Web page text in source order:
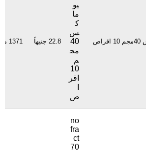
يو
ما
ك
س
40
مج
م
10
اقر
ص
22.8 جنيهاً 1371 مشاهدة
no
fra
ct
70